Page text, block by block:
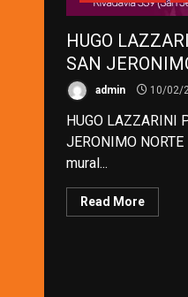
HUGO
SAN
admin 10/02/
HUGO LAZZARINI
JERONIMO
mural...
Read More